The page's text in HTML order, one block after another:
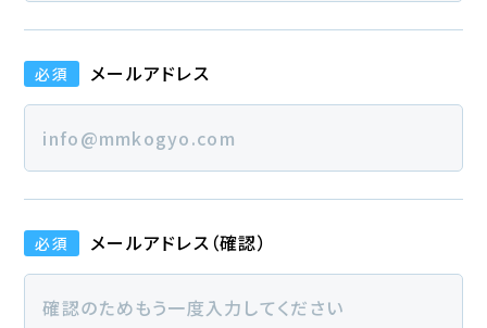
必須 メールアドレス
必須 メールアドレス（確認）